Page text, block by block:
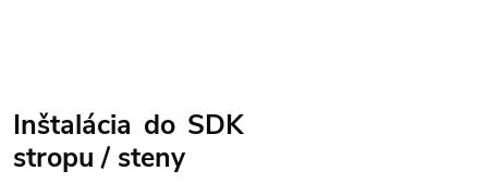
Inštalácia do SDK
stropu / steny